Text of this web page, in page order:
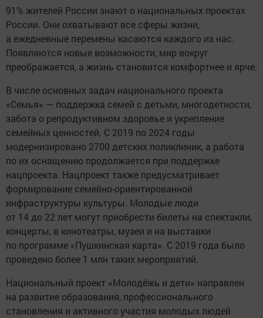
91% жителей России знают о национальных проектах
России. Они охватывают все сферы жизни,
а ежедневные перемены касаются каждого из нас.
Появляются новые возможности, мир вокруг
преображается, а жизнь становится комфортнее и ярче.
В числе основных задач национального проекта
«Семья» — поддержка семей с детьми, многодетности,
забота о репродуктивном здоровье и укрепление
семейных ценностей. С 2019 по 2024 годы
модернизировано 2700 детских поликлиник, а работа
по их оснащению продолжается при поддержке
нацпроекта. Нацпроект также предусматривает
формирование семейно-ориентированной
инфраструктуры культуры. Молодые люди
от 14 до 22 лет могут приобрести билеты на спектакли,
концерты, в кинотеатры, музеи и на выставки
по программе «Пушкинская карта». С 2019 года было
проведено более 1 млн таких мероприятий.
Национальный проект «Молодёжь и дети» направлен
на развитие образования, профессионального
становления и активного участия молодых людей